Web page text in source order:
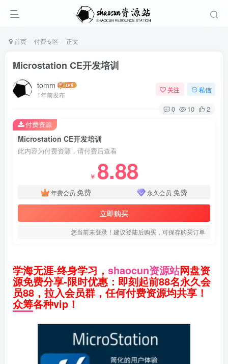
首页 付费专区 正文
Microstation CE开发培训
tomm
1年前发布
关注 私信
0 10 2
Microstation CE开发培训
此内容为付费资源，请付费后查看
￥ 8.88
年费会员 免费 永久会员 免费
立即购买
您当前未登录！建议登陆后购买，可保存购买订单
付费资源
学海无涯-终身学习， shaocun资源站网盘资
源免费分享-限时优惠：即刻起前88名永久会
员88，拉入会员群，任何付费资源均共享！
众筹各种vip！